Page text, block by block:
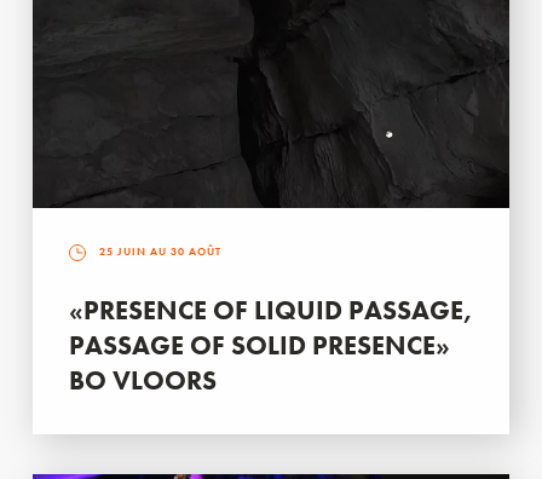
25 JUIN AU 30 AOÛT
«PRESENCE OF LIQUID PASSAGE,
PASSAGE OF SOLID PRESENCE»
BO VLOORS